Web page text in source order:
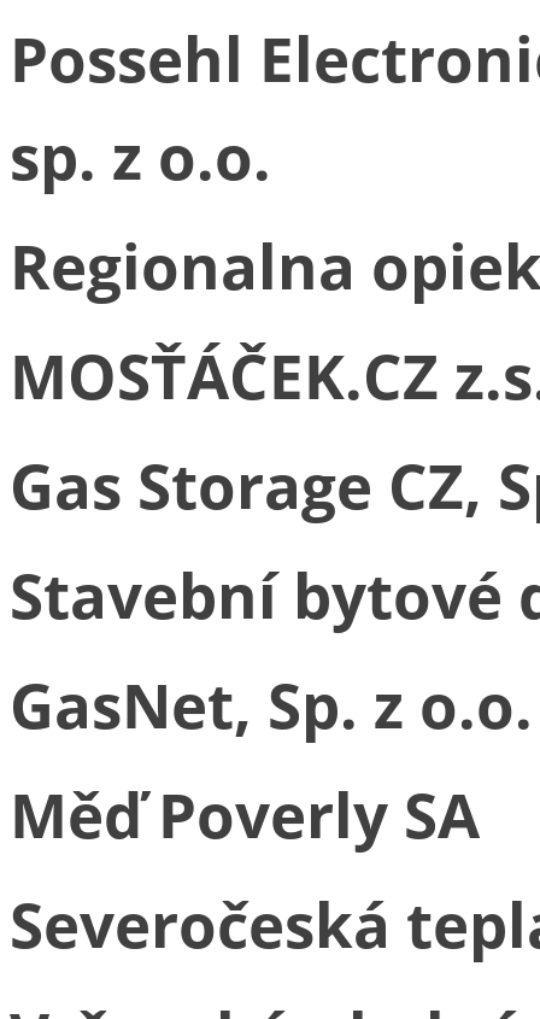
Possehl
sp. z o.o.
Regionalna
MOSŤÁČEK.CZ
Gas Storage CZ,
Stavební bytové
GasNet, Sp. z o.o.
Měď Poverly SA
Severočeská